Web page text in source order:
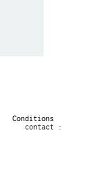
Conditions
contact :